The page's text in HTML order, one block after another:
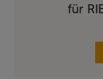
für